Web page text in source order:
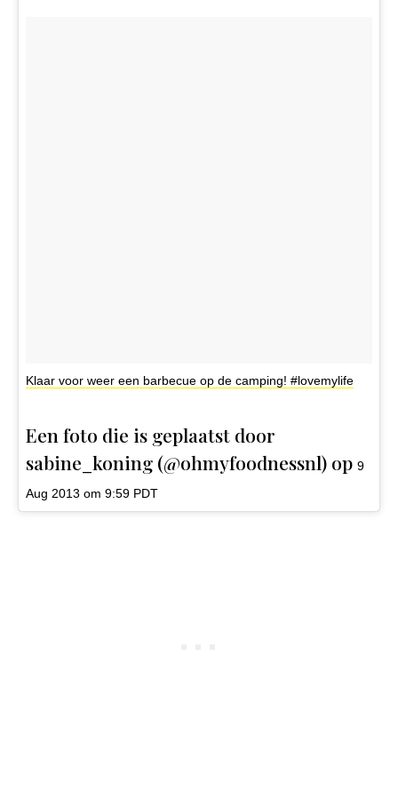
Klaar voor weer een barbecue op de camping! #lovemylife
Een foto die is geplaatst door
sabine_koning (@ohmyfoodnessnl) op 9
Aug 2013 om 9:59 PDT